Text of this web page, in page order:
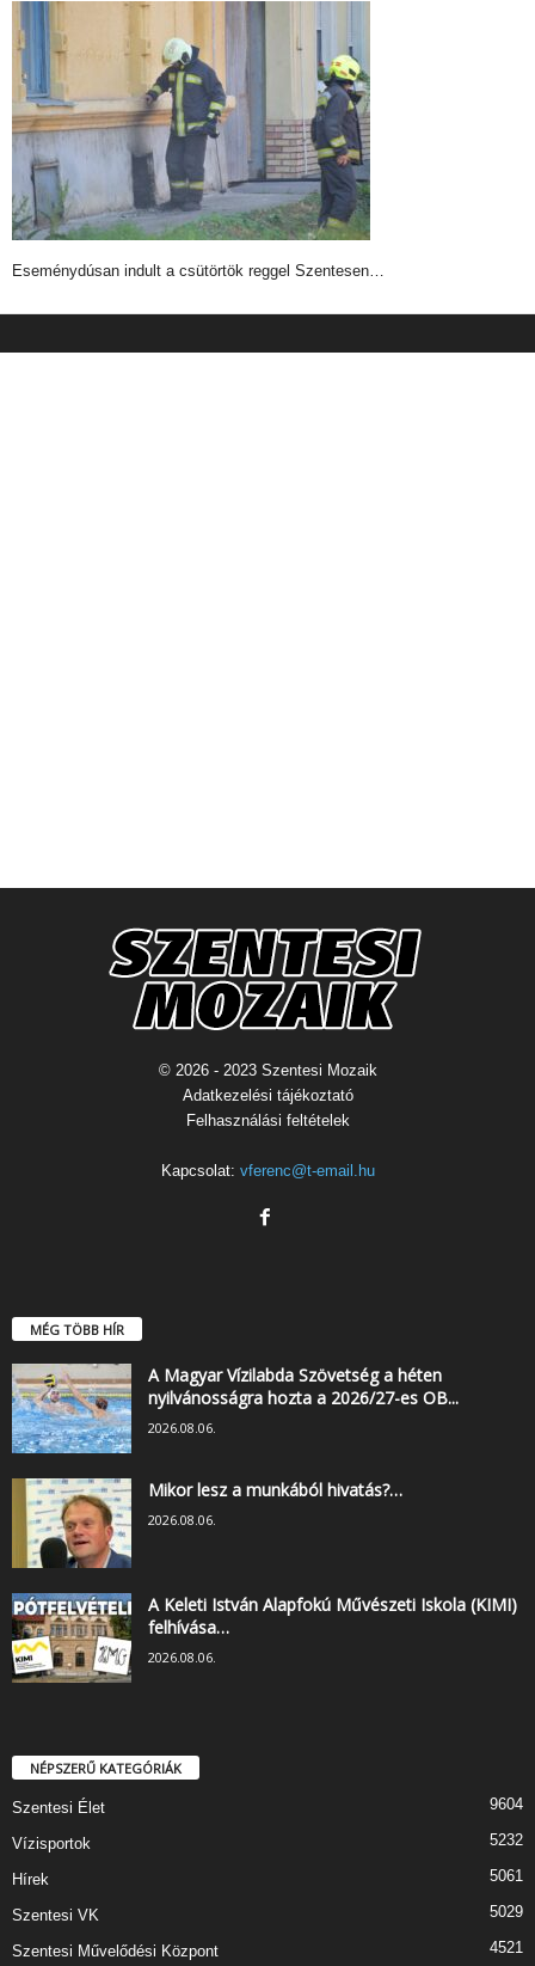
Eseménydúsan indult a csütörtök reggel Szentesen…
© 2026 - 2023 Szentesi Mozaik
Adatkezelési tájékoztató
Felhasználási feltételek
Kapcsolat: vferenc@t-email.hu
MÉG TÖBB HÍR
A Magyar Vízilabda Szövetség a héten
nyilvánosságra hozta a 2026/27-es OB...
2026.08.06.
Mikor lesz a munkából hivatás?…
2026.08.06.
A Keleti István Alapfokú Művészeti Iskola (KIMI)
felhívása…
2026.08.06.
NÉPSZERŰ KATEGÓRIÁK
Szentesi Élet 9604
Vízisportok 5232
Hírek 5061
Szentesi VK 5029
Szentesi Művelődési Központ 4521